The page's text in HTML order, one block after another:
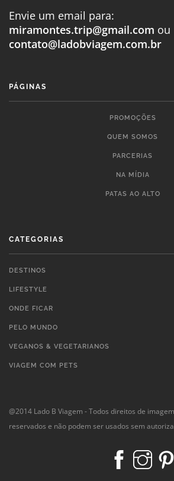
Envie um email para:
miramontes.trip@gmail.com ou
contato@ladobviagem.com.br
PÁGINAS
PROMOÇÕES
QUEM SOMOS
PARCERIAS
NA MÍDIA
PATAS AO ALTO
CATEGORIAS
DESTINOS
LIFESTYLE
ONDE FICAR
PELO MUNDO
VEGANOS & VEGETARIANOS
VIAGEM COM PETS
@2014 Lado B Viagem - Todos direitos de
reservados e não podem ser usados sem